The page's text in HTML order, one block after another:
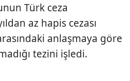
Türk ceza
az hapis cezası
anlaşmaya göre
tezini işledi.